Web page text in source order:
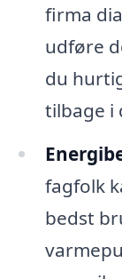
firma
udføre
du
tilbage i
fagfolk
bedst